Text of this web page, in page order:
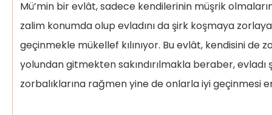
Mü’min bir evlât, sadece kendilerinin müşrik
zalim konumda olup evladını da şirk koşmaya
geçinmekle mükellef kılınıyor. Bu evlât, kendisini de
yolundan gitmekten sakındırılmakla beraber, evladı
zorbalıklarına rağmen yine de onlarla iyi geçinmesi